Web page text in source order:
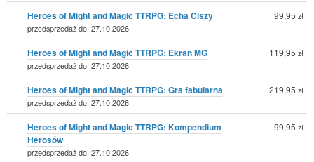
Heroes of Might and Magic TTRPG: Echa Ciszy
przedsprzedaż do: 27.10.2026
99,95 zł
Heroes of Might and Magic TTRPG: Ekran MG
przedsprzedaż do: 27.10.2026
119,95 zł
Heroes of Might and Magic TTRPG: Gra fabularna
przedsprzedaż do: 27.10.2026
219,95 zł
Heroes of Might and Magic TTRPG: Kompendium
Herosów
przedsprzedaż do: 27.10.2026
99,95 zł